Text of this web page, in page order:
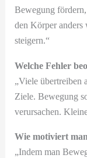
Bewegung
den Körper anders
steigern.“
Welche Fehler
„Viele übertreiben
Ziele. Bewegung
verursachen.
Wie motiviert
„Indem man